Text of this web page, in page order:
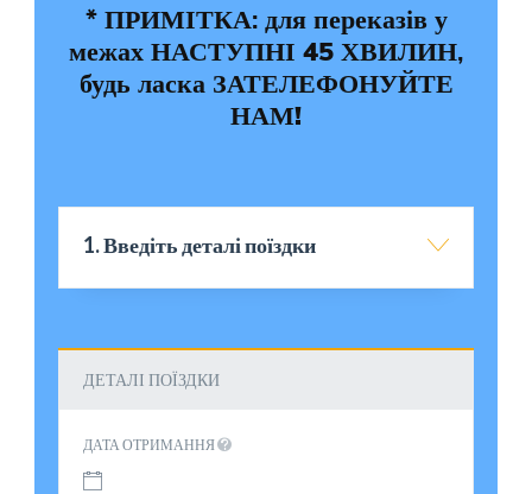
* ПРИМІТКА: для переказів у
межах НАСТУПНІ 45 ХВИЛИН,
будь ласка ЗАТЕЛЕФОНУЙТЕ
НАМ!
1. Введіть деталі поїздки
ДЕТАЛІ ПОЇЗДКИ
ДАТА ОТРИМАННЯ